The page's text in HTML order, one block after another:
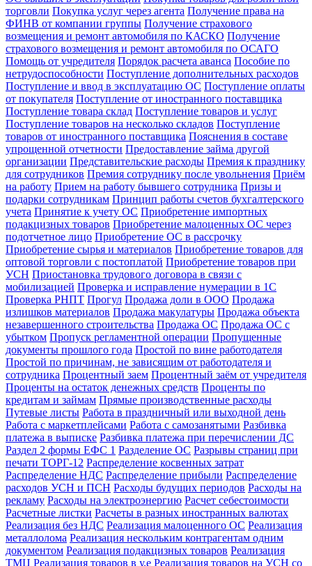
торговли Покупка услуг через агента Получение права на
ФИНВ от компании группы Получение страхового
возмещения и ремонт автомобиля по КАСКО Получение
страхового возмещения и ремонт автомобиля по ОСАГО
Помощь от учредителя Порядок расчета аванса Пособие по
нетрудоспособности Поступление дополнительных расходов
Поступление и ввод в эксплуатацию ОС Поступление оплаты
от покупателя Поступление от иностранного поставщика
Поступление товара склад Поступление товаров и услуг
Поступление товаров на несколько складов Поступление
товаров от иностранного поставщика Пояснения в составе
упрощенной отчетности Предоставление займа другой
организации Представительские расходы Премия к празднику
для сотрудников Премия сотруднику после увольнения Приём
на работу Прием на работу бывшего сотрудника Призы и
подарки сотрудникам Принцип работы счетов бухгалтерского
учета Принятие к учету ОС Приобретение импортных
подакцизных товаров Приобретение малоценных ОС через
подотчетное лицо Приобретение ОС в рассрочку
Приобретение сырья и материалов Приобретение товаров для
оптовой торговли с постоплатой Приобретение товаров при
УСН Приостановка трудового договора в связи с
мобилизацией Проверка и исправление нумерации в 1С
Проверка РНПТ Прогул Продажа доли в ООО Продажа
излишков материалов Продажа макулатуры Продажа объекта
незавершенного строительства Продажа ОС Продажа ОС с
убытком Пропуск регламентной операции Пропущенные
документы прошлого года Простой по вине работодателя
Простой по причинам, не зависящим от работодателя и
сотрудника Процентный заем Процентный заём от учредителя
Проценты на остаток денежных средств Проценты по
кредитам и займам Прямые производственные расходы
Путевые листы Работа в праздничный или выходной день
Работа с маркетплейсами Работа с самозанятыми Разбивка
платежа в выписке Разбивка платежа при перечислении ДС
Раздел 2 формы ЕФС 1 Разделение ОС Разрывы страниц при
печати ТОРГ-12 Распределение косвенных затрат
Распределение НДС Распределение прибыли Распределение
расходов УСН и ПСН Расходы будущих периодов Расходы на
рекламу Расходы на электроэнергию Расчет себестоимости
Расчетные листки Расчеты в разных иностранных валютах
Реализация без НДС Реализация малоценного ОС Реализация
металлолома Реализация нескольким контрагентам одним
документом Реализация подакцизных товаров Реализация
ТМЦ Реализация товаров в у.е Реализация товаров на УСН со